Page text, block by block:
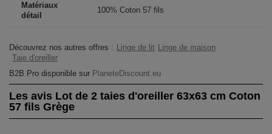
Matériaux
détail
100% Coton 57 fils
Découvrez nos autres offres : Linge de lit Linge de maison
Taie d'oreiller
B2B Pro disponible sur PlaneteDiscount.eu
Les avis Lot de 2 taies d'oreiller 63x63 cm Coton
57 fils Grège